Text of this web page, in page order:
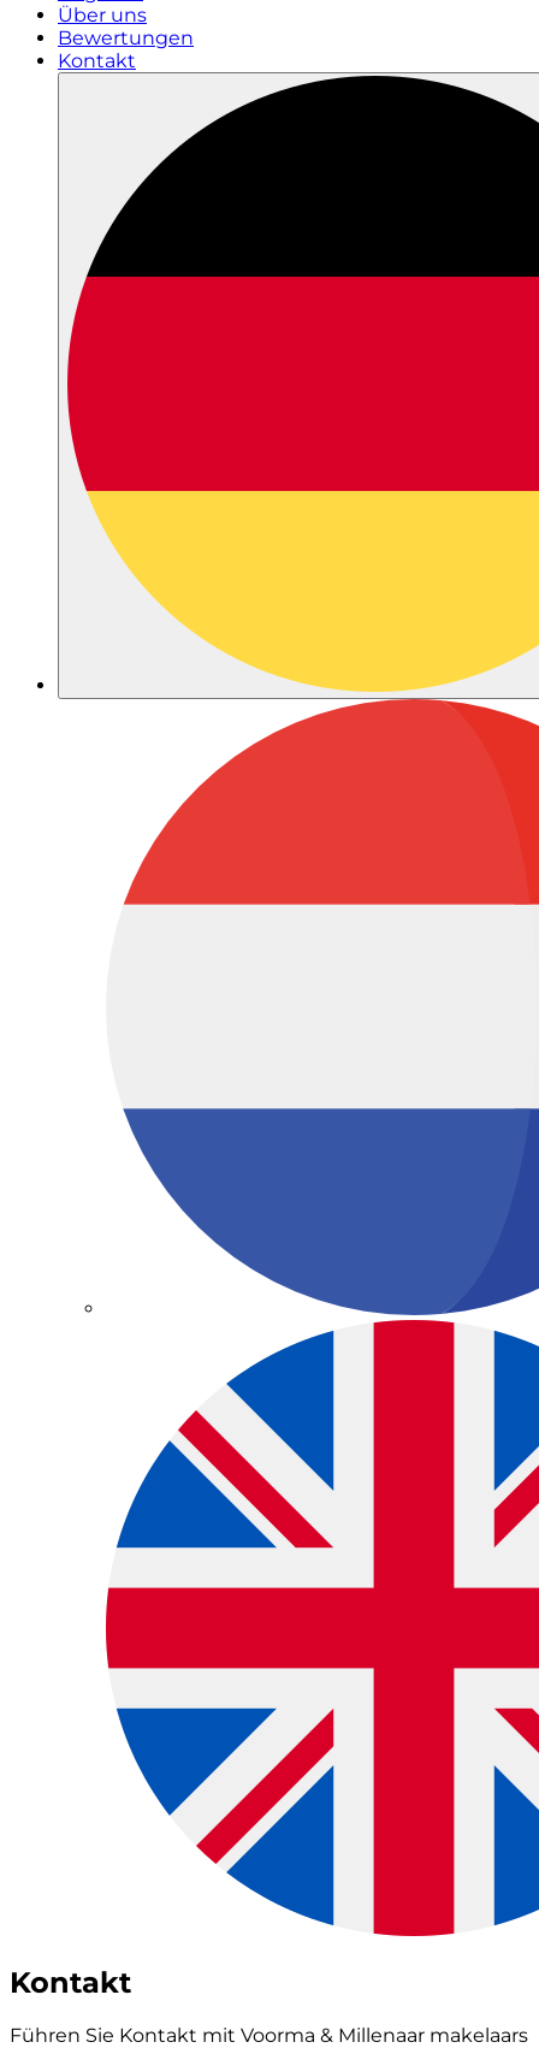
Über uns
Bewertungen
Kontakt
Kontakt
Führen Sie Kontakt mit Voorma & Millenaar makelaars